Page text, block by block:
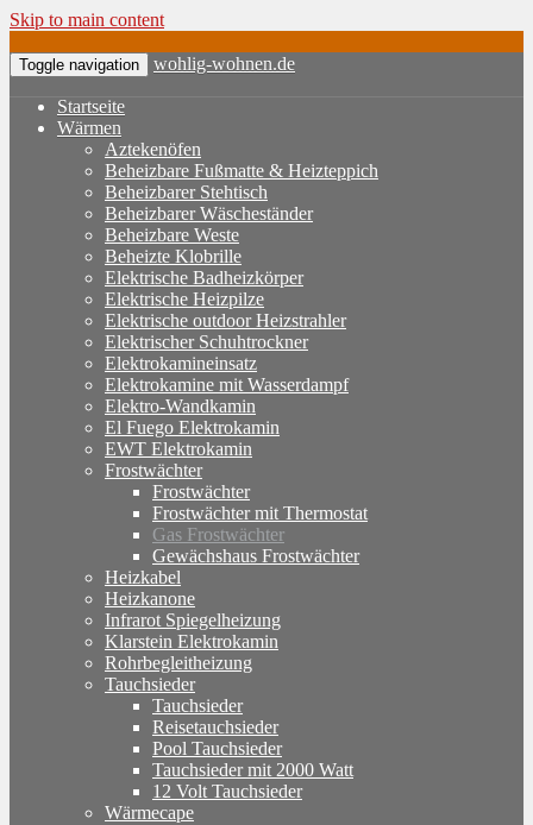
Skip to main content
Toggle navigation wohlig-wohnen.de
Startseite
Wärmen
Aztekenöfen
Beheizbare Fußmatte & Heizteppich
Beheizbarer Stehtisch
Beheizbarer Wäscheständer
Beheizbare Weste
Beheizte Klobrille
Elektrische Badheizkörper
Elektrische Heizpilze
Elektrische outdoor Heizstrahler
Elektrischer Schuhtrockner
Elektrokamineinsatz
Elektrokamine mit Wasserdampf
Elektro-Wandkamin
El Fuego Elektrokamin
EWT Elektrokamin
Frostwächter
Frostwächter
Frostwächter mit Thermostat
Gas Frostwächter
Gewächshaus Frostwächter
Heizkabel
Heizkanone
Infrarot Spiegelheizung
Klarstein Elektrokamin
Rohrbegleitheizung
Tauchsieder
Tauchsieder
Reisetauchsieder
Pool Tauchsieder
Tauchsieder mit 2000 Watt
12 Volt Tauchsieder
Wärmecape